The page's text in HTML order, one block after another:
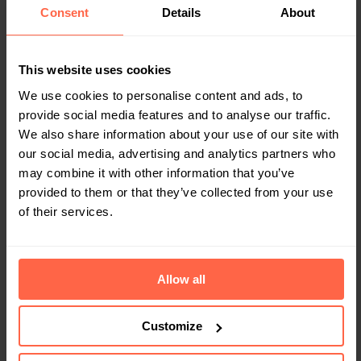
Consent Details About
This website uses cookies
We use cookies to personalise content and ads, to
provide social media features and to analyse our traffic.
We also share information about your use of our site with
our social media, advertising and analytics partners who
may combine it with other information that you’ve
provided to them or that they’ve collected from your use
of their services.
Allow all
Customize
- partie 2
comment Jo Vandebergh, par son parcours
par la suite la base de Bringme. Cette
deuxième partie nous ramène 10 ans en
arrière, au tout début de ce qui allait devenir
Bringme, et qui nous donne une image
passionnante de la vision qui sous-tend la
marque. Une lecture incontournable pour toute
personne qui souhaite comprendre Bringme.
10 anspassées